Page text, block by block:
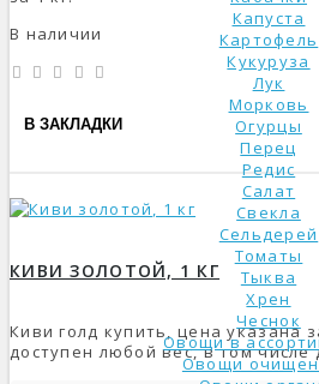
Капуста
Картофель
Кукуруза
Лук
Морковь
Огурцы
Перец
Редис
Салат
Свекла
Сельдерей
Томаты
Тыква
Хрен
Чеснок
Овощи в
Овощи
В наличии
В ЗАКЛАДКИ
КИВИ ЗОЛОТОЙ, 1 КГ
Киви голд купить, цена указана
доступен любой вес, в том